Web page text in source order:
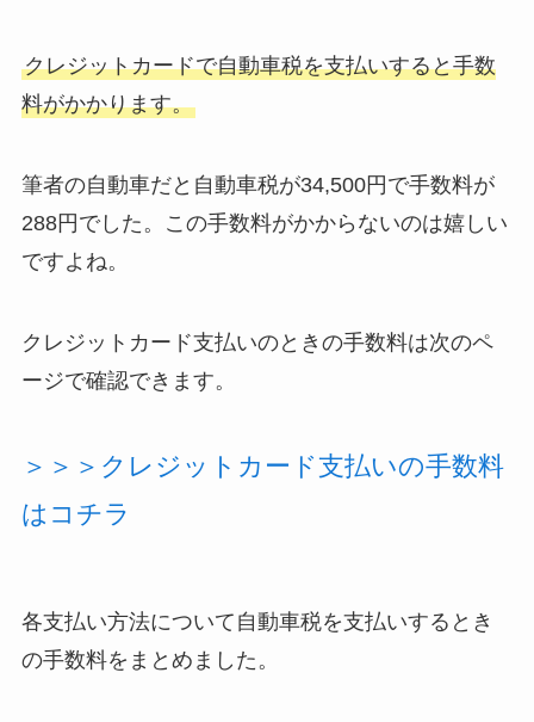
クレジットカードで自動車税を支払いすると手数
料がかかります。
筆者の自動車だと自動車税が34,500円で手数料が
288円でした。この手数料がかからないのは嬉しい
ですよね。
クレジットカード支払いのときの手数料は次のペ
ージで確認できます。
＞＞＞クレジットカード支払いの手数料
はコチラ
各支払い方法について自動車税を支払いするとき
の手数料をまとめました。